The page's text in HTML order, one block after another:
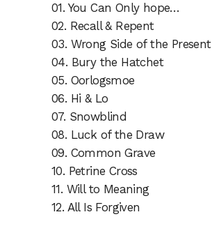
01. You Can Only hope…
02. Recall & Repent
03. Wrong Side of the Present
04. Bury the Hatchet
05. Oorlogsmoe
06. Hi & Lo
07. Snowblind
08. Luck of the Draw
09. Common Grave
10. Petrine Cross
11. Will to Meaning
12. All Is Forgiven